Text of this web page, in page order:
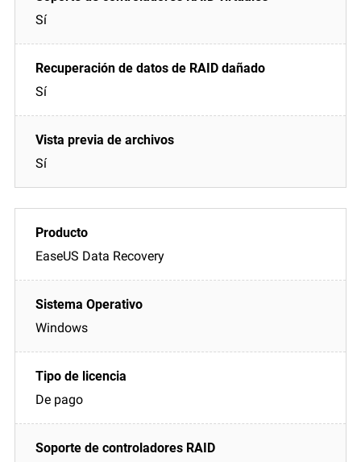
Sí
Sí
Sí
EaseUS Data Recovery
Windows
De pago